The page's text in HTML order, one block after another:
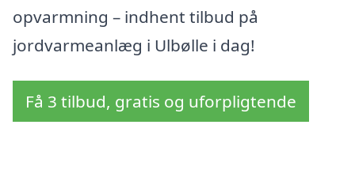
opvarmning – indhent tilbud på
jordvarmeanlæg i Ulbølle i dag!
Få 3 tilbud, gratis og uforpligtende